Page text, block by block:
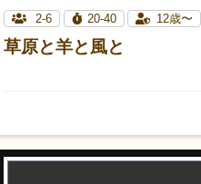
2-6 20-40 12歳〜
草原と羊と風と